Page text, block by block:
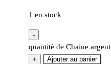
1 en stock
-
quantité de Chaine argent
+ Ajouter au panier